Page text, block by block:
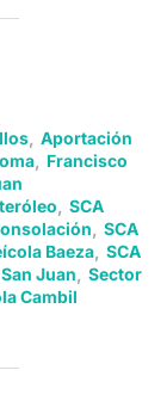
Aportación
Francisco
SCA
SCA
Baeza, SCA
Juan
Sector
Cambil